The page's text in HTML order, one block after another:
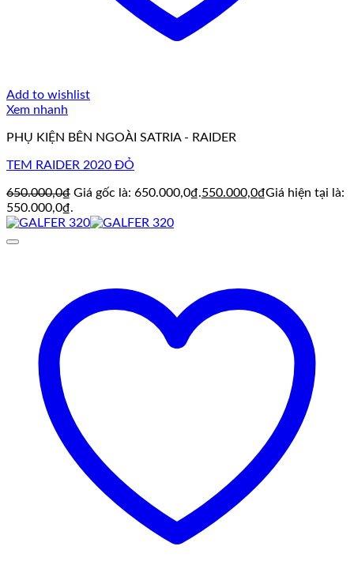
Add to wishlist
Xem nhanh
PHỤ KIỆN BÊN NGOÀI SATRIA - RAIDER
TEM RAIDER 2020 ĐỎ
650.000,0₫ Giá gốc là: 650.000,0₫.550.000,0₫Giá hiện tại là:
550.000,0₫.